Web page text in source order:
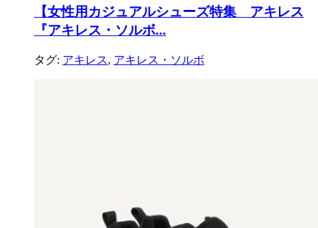
【女性用カジュアルシューズ特集 アキレス
『アキレス・ソルボ...
タグ: アキレス, アキレス・ソルボ